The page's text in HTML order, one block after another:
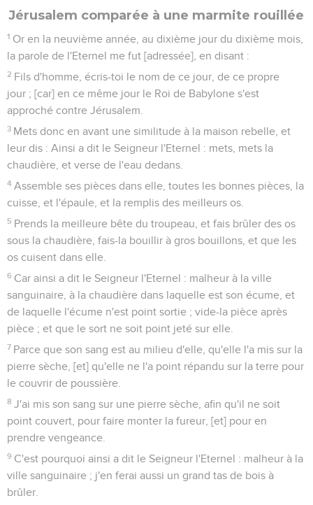
Jérusalem comparée à une marmite rouillée
1 Or en la neuvième année, au dixième jour du dixième mois,
la parole de l'Eternel me fut [adressée], en disant :
2 Fils d'homme, écris-toi le nom de ce jour, de ce propre
jour ; [car] en ce même jour le Roi de Babylone s'est
approché contre Jérusalem.
3 Mets donc en avant une similitude à la maison rebelle, et
leur dis : Ainsi a dit le Seigneur l'Eternel : mets, mets la
chaudière, et verse de l'eau dedans.
4 Assemble ses pièces dans elle, toutes les bonnes pièces, la
cuisse, et l'épaule, et la remplis des meilleurs os.
5 Prends la meilleure bête du troupeau, et fais brûler des os
sous la chaudière, fais-la bouillir à gros bouillons, et que les
os cuisent dans elle.
6 Car ainsi a dit le Seigneur l'Eternel : malheur à la ville
sanguinaire, à la chaudière dans laquelle est son écume, et
de laquelle l'écume n'est point sortie ; vide-la pièce après
pièce ; et que le sort ne soit point jeté sur elle.
7 Parce que son sang est au milieu d'elle, qu'elle l'a mis sur la
pierre sèche, [et] qu'elle ne l'a point répandu sur la terre pour
le couvrir de poussière.
8 J'ai mis son sang sur une pierre sèche, afin qu'il ne soit
point couvert, pour faire monter la fureur, [et] pour en
prendre vengeance.
9 C'est pourquoi ainsi a dit le Seigneur l'Eternel : malheur à la
ville sanguinaire ; j'en ferai aussi un grand tas de bois à
brûler.